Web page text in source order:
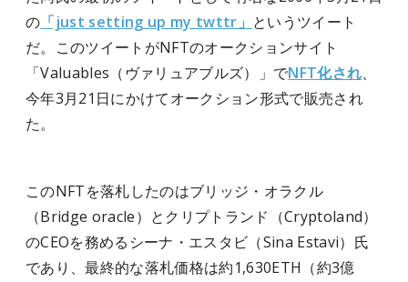
の 「just setting up my twttr」 というツイート
だ。このツイートがNFTのオークションサイト
「Valuables（ヴァリュアブルズ）」でNFT化され、
今年3月21日にかけてオークション形式で販売され
た。
このNFTを落札したのはブリッジ・オラクル
（Bridge oracle）とクリプトランド（Cryptoland）
のCEOを務めるシーナ・エスタビ（Sina Estavi）氏
であり、最終的な落札価格は約1,630ETH（約3億